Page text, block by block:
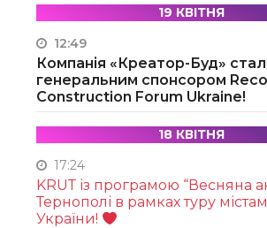
19 КВІТНЯ
12:49
Компанія «Креатор-Буд»
генеральним спонсором
Construction Forum Ukraine!
18 КВІТНЯ
17:24
KRUТ із програмою “Весняна
Тернополі в рамках туру
України!